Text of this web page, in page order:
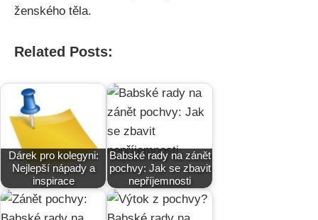
ženského těla.
Related Posts:
Dárek pro kolegyni:
Nejlepší nápady a
inspirace
Babské rady na zánět
pochvy: Jak se zbavit
nepříjemnosti